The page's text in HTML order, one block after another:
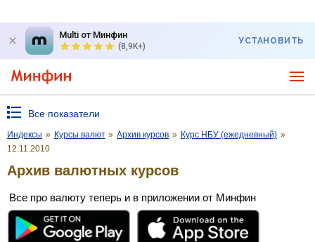
Multi от Минфин
(8,9K+)
УСТАНОВИТЬ
Все показатели
Индексы » Курсы валют » Архив курсов » Курс НБУ (ежедневный) »
12.11.2010
Архив валютных курсов
Все про валюту теперь и в приложении от Минфин